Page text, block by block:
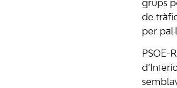
grups
de
per
PSOE-